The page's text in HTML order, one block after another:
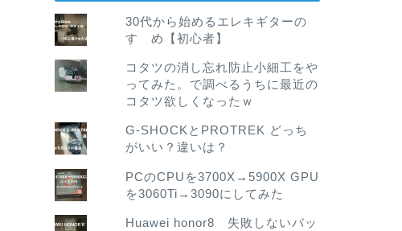
30代から始めるエレキギターの
すゝめ【初心者】
コタツの消し忘れ防止小細工をや
ってみた。で調べるうちに最近の
コタツ欲しくなったｗ
G-SHOCKとPROTREK どっち
がいい？違いは？
PCのCPUを3700X→5900X GPU
を3060Ti→3090にしてみた
Huawei honor8 失敗しないバッ